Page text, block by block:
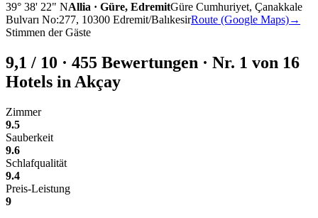
39° 38' 22" NAllia · Güre, EdremitGüre Cumhuriyet, Çanakkale
Bulvarı No:277, 10300 Edremit/BalıkesirRoute (Google Maps)→
Stimmen der Gäste
9,1 / 10 · 455 Bewertungen · Nr. 1 von 16
Hotels in Akçay
Zimmer
9.5
Sauberkeit
9.6
Schlafqualität
9.4
Preis-Leistung
9